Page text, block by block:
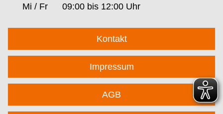
Mi / Fr
09:00 bis 12:00 Uhr
Kontakt
Impressum
AGB